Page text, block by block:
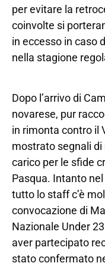
per evitare la
coinvolte si
in eccesso in caso
nella stagione
Dopo l’arrivo di
novarese, pur
in rimonta contro il
mostrato segnali di
carico per le sfide
Pasqua. Intanto
tutto lo staff c’è
convocazione di
Nazionale Under
aver partecipato
stato confermato